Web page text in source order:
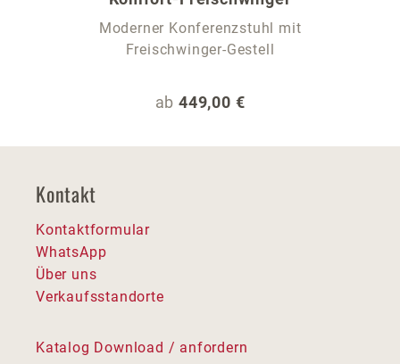
Moderner Konferenzstuhl mit
Freischwinger-Gestell
Regulärer Preis:
ab 449,00 €
Kontakt
Kontaktformular
WhatsApp
Über uns
Verkaufsstandorte
Katalog Download / anfordern